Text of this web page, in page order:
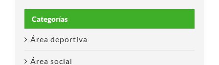
Categorías
Área deportiva
Área social